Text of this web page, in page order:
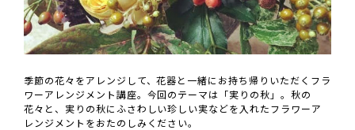
季節の花々をアレンジして、花器と一緒にお持ち帰りいただくフラ
ワーアレンジメント講座。今回のテーマは「実りの秋」。秋の
花々と、実りの秋にふさわしい珍しい実などを入れたフラワーア
レンジメントをおたのしみください。